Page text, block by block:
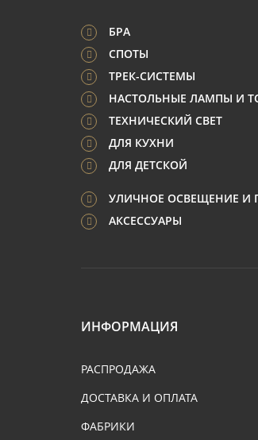
БРА
СПОТЫ
ТРЕК-СИСТЕМЫ
НАСТОЛЬНЫЕ ЛАМПЫ И
ТЕХНИЧЕСКИЙ СВЕТ
ДЛЯ КУХНИ
ДЛЯ ДЕТСКОЙ
УЛИЧНОЕ ОСВЕЩЕНИЕ И
АКСЕССУАРЫ
ИНФОРМАЦИЯ
РАСПРОДАЖА
ДОСТАВКА И ОПЛАТА
ФАБРИКИ